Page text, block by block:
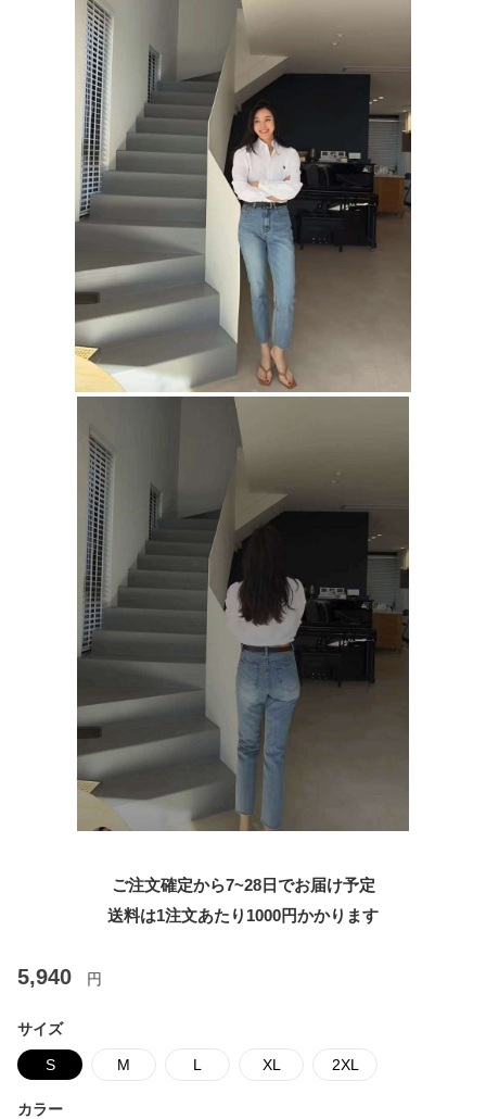
ご注文確定から7~28日でお届け予定
送料は1注文あたり 1000円かかります
5,940 円
サイズ
S M L XL 2XL
カラー